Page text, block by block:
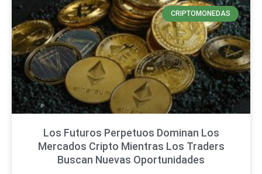
CRIPTOMONEDAS
Los Futuros Perpetuos Dominan Los
Mercados Cripto Mientras Los Traders
Buscan Nuevas Oportunidades